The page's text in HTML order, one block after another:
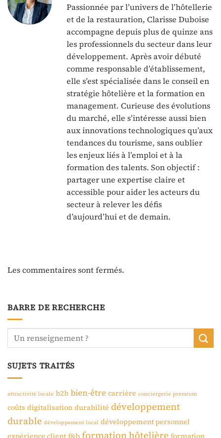
Passionnée par l’univers de l’hôtellerie
et de la restauration, Clarisse Duboise
accompagne depuis plus de quinze ans
les professionnels du secteur dans leur
développement. Après avoir débuté
comme responsable d’établissement,
elle s’est spécialisée dans le conseil en
stratégie hôtelière et la formation en
management. Curieuse des évolutions
du marché, elle s’intéresse aussi bien
aux innovations technologiques qu’aux
tendances du tourisme, sans oublier
les enjeux liés à l’emploi et à la
formation des talents. Son objectif :
partager une expertise claire et
accessible pour aider les acteurs du
secteur à relever les défis
d’aujourd’hui et de demain.
Les commentaires sont fermés.
BARRE DE RECHERCHE
SUJETS TRAITÉS
attractivité locale b2b bien-être carrière conciergerie premium
coûts digitalisation durabilité développement
durable développement local développement personnel
expérience client f&b formation hôtelière formation